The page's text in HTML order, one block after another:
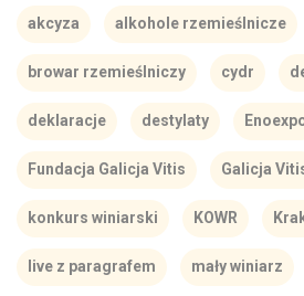
akcyza alkohole rzemieślnicze
browar rzemieślniczy cydr
deklaracje destylaty
Fundacja Galicja Vitis Galicja
konkurs winiarski KOWR
live z paragrafem mały winiarz